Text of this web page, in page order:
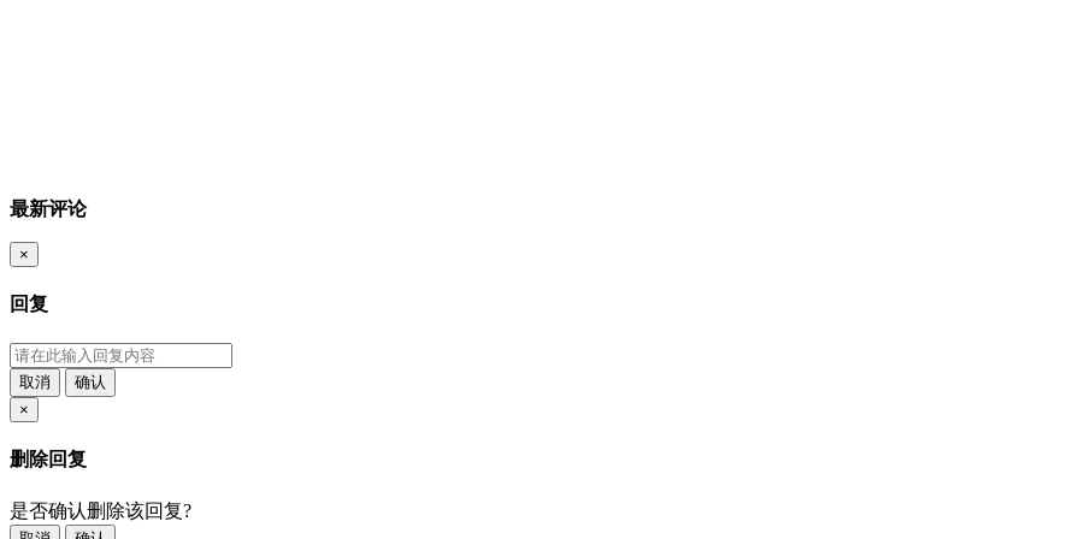
最新评论
×
回复
取消
确认
×
删除回复
是否确认删除该回复?